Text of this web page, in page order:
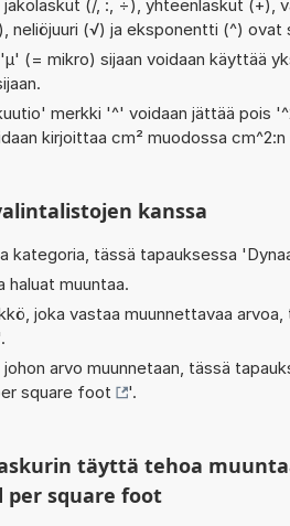
(/, :, ÷), yhteenlaskut (+),
neliöjuuri (√) ja eksponentti (^) ovat
(= mikro) sijaan voidaan käyttää
merkki '^' voidaan jättää pois
kirjoittaa cm² muodossa cm^2:n
kanssa
kategoria, tässä tapauksessa '
haluat muuntaa.
joka vastaa muunnettavaa
arvo muunnetaan, tässä
square foot
'.
täyttä tehoa
per square foot